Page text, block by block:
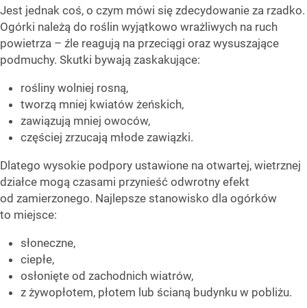
Jest jednak coś, o czym mówi się zdecydowanie za rzadko.
Ogórki należą do roślin wyjątkowo wrażliwych na ruch
powietrza – źle reagują na przeciągi oraz wysuszające
podmuchy. Skutki bywają zaskakujące:
rośliny wolniej rosną,
tworzą mniej kwiatów żeńskich,
zawiązują mniej owoców,
częściej zrzucają młode zawiązki.
Dlatego wysokie podpory ustawione na otwartej, wietrznej
działce mogą czasami przynieść odwrotny efekt
od zamierzonego. Najlepsze stanowisko dla ogórków
to miejsce:
słoneczne,
ciepłe,
osłonięte od zachodnich wiatrów,
z żywopłotem, płotem lub ścianą budynku w pobliżu.